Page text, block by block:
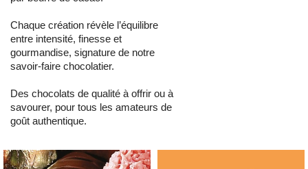
Chaque création révèle l’équilibre
entre intensité, finesse et
gourmandise, signature de notre
savoir-faire chocolatier.
Des chocolats de qualité à offrir ou à
savourer, pour tous les amateurs de
goût authentique.